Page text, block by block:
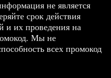
не является
срок действия
и их проведения на
Мы не
всех промокод